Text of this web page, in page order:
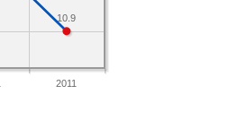
2011
10.9